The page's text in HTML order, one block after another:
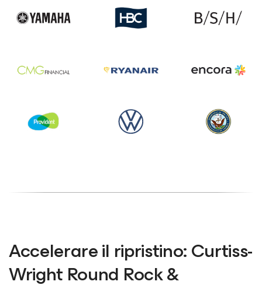
Accelerare il ripristino: Curtiss-
Wright Round Rock &